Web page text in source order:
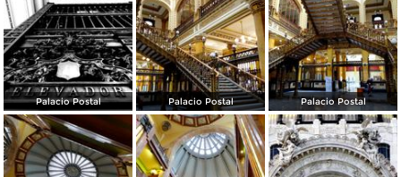
Palacio Postal Palacio Postal Palacio Postal